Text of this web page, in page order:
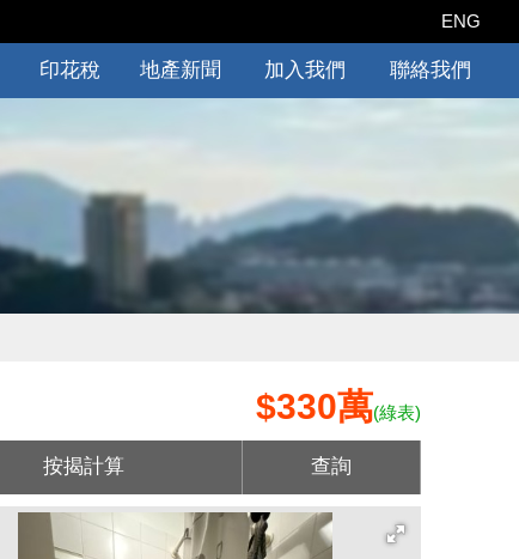
ENG
印花稅 地產新聞 加入我們 聯絡我們
$330萬(綠表)
按揭計算 查詢